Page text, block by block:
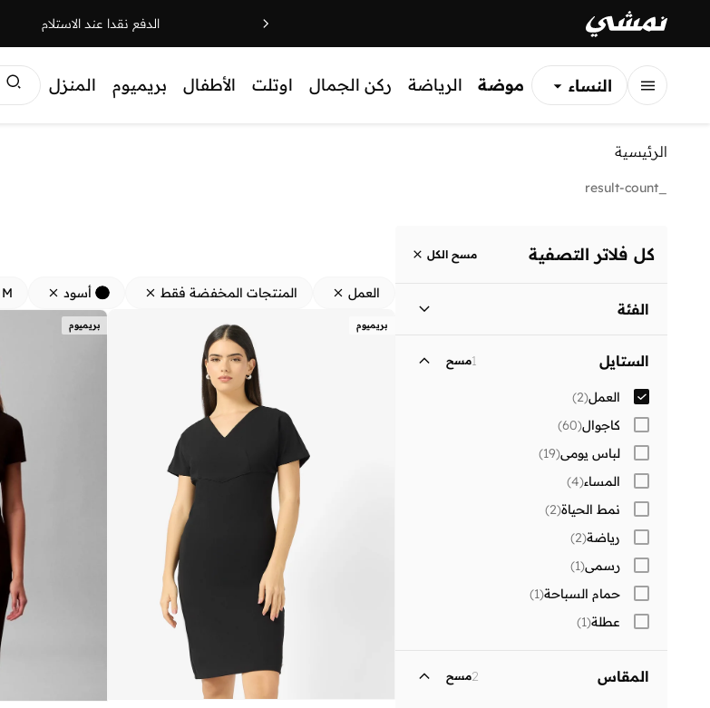
الدفع نقدا عند الاستلام
النساء
موضة الرياضة ركن الجمال اوتلت الأطفال بريميوم المنزل
الرئيسية
كل فلاتر التصفية مسح الكل
الفئة
نساء
الستايل 1مسح
العمل(
2
)
كاجوال(
60
)
لباس يومي(
19
)
المساء(
4
)
نمط الحياة(
2
)
رياضة(
2
)
رسمي(
1
)
حمام السباحة(
1
)
عطلة(
1
)
المقاس 2مسح
العمل المنتجات المخفضة فقط أسود M
بريميوم بريميوم